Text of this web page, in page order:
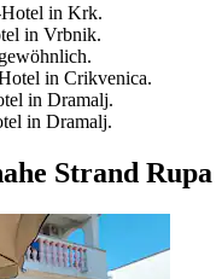
in Krk.
in Vrbnik.
in Crikvenica.
in Dramalj.
in Dramalj.
Strand Rupa